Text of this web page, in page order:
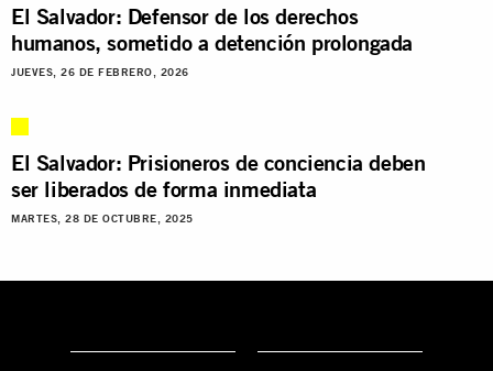
El Salvador: Defensor de los derechos
humanos, sometido a detención prolongada
JUEVES, 26 DE FEBRERO, 2026
El Salvador: Prisioneros de conciencia deben
ser liberados de forma inmediata
MARTES, 28 DE OCTUBRE, 2025